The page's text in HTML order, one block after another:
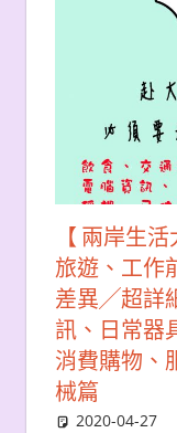
【 兩岸生
旅遊、工作
差異╱超詳
訊、日常器
消費購物、
械篇
2020-04-27